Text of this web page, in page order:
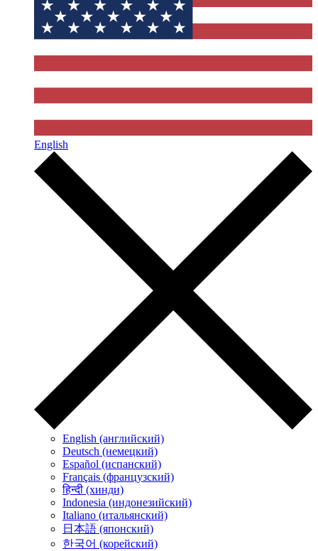
English
English (английский)
Deutsch (немецкий)
Español (испанский)
Français (французский)
हिन्दी (хинди)
Indonesia (индонезийский)
Italiano (итальянский)
日本語 (японский)
한국어 (корейский)